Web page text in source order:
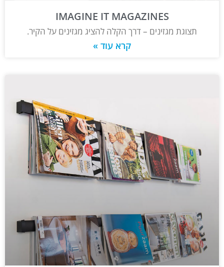
IMAGINE IT MAGAZINES
תצוגת מגזינים – דרך הקלה להציג מגזינים על הקיר.
קרא עוד »